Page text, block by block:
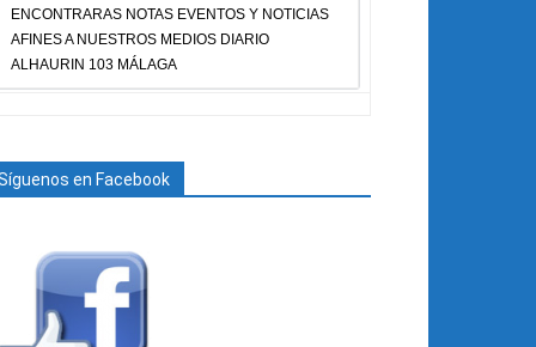
ENCONTRARAS NOTAS EVENTOS Y NOTICIAS
AFINES A NUESTROS MEDIOS DIARIO
ALHAURIN 103 MÁLAGA
en Facebook